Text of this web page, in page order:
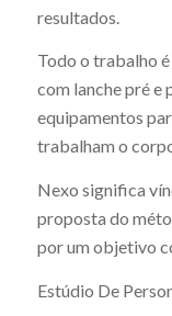
resultados.
Todo o trabalho
com lanche pré e
equipamentos
trabalham o
Nexo significa
proposta do
por um objetivo
Estúdio De